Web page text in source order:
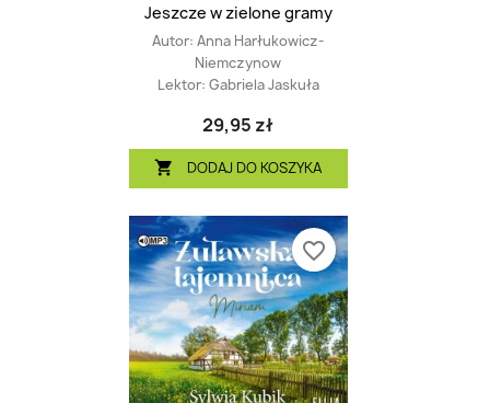
Jeszcze w zielone gramy
Autor: Anna Harłukowicz-
Niemczynow
Lektor: Gabriela Jaskuła
29,95 zł
 DODAJ DO KOSZYKA
favorite_border